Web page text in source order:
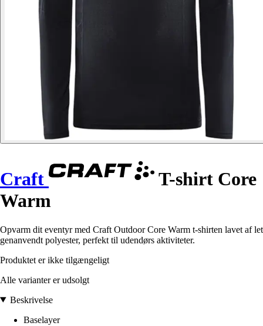
Craft
T-shirt Core
Warm
Opvarm dit eventyr med Craft Outdoor Core Warm t-shirten lavet af let
genanvendt polyester, perfekt til udendørs aktiviteter.
Produktet er ikke tilgængeligt
Alle varianter er udsolgt
Beskrivelse
Baselayer